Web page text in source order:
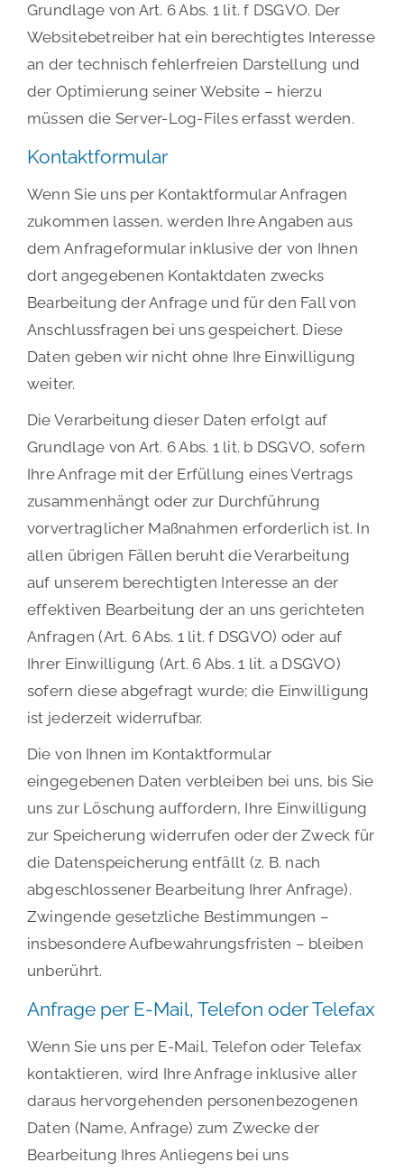
Grundlage von Art. 6 Abs. 1 lit. f DSGVO. Der
Websitebetreiber hat ein berechtigtes Interesse
an der technisch fehlerfreien Darstellung und
der Optimierung seiner Website – hierzu
müssen die Server-Log-Files erfasst werden.
Kontaktformular
Wenn Sie uns per Kontaktformular Anfragen
zukommen lassen, werden Ihre Angaben aus
dem Anfrageformular inklusive der von Ihnen
dort angegebenen Kontaktdaten zwecks
Bearbeitung der Anfrage und für den Fall von
Anschlussfragen bei uns gespeichert. Diese
Daten geben wir nicht ohne Ihre Einwilligung
weiter.
Die Verarbeitung dieser Daten erfolgt auf
Grundlage von Art. 6 Abs. 1 lit. b DSGVO, sofern
Ihre Anfrage mit der Erfüllung eines Vertrags
zusammenhängt oder zur Durchführung
vorvertraglicher Maßnahmen erforderlich ist. In
allen übrigen Fällen beruht die Verarbeitung
auf unserem berechtigten Interesse an der
effektiven Bearbeitung der an uns gerichteten
Anfragen (Art. 6 Abs. 1 lit. f DSGVO) oder auf
Ihrer Einwilligung (Art. 6 Abs. 1 lit. a DSGVO)
sofern diese abgefragt wurde; die Einwilligung
ist jederzeit widerrufbar.
Die von Ihnen im Kontaktformular
eingegebenen Daten verbleiben bei uns, bis Sie
uns zur Löschung auffordern, Ihre Einwilligung
zur Speicherung widerrufen oder der Zweck für
die Datenspeicherung entfällt (z. B. nach
abgeschlossener Bearbeitung Ihrer Anfrage).
Zwingende gesetzliche Bestimmungen –
insbesondere Aufbewahrungsfristen – bleiben
unberührt.
Anfrage per E-Mail, Telefon oder Telefax
Wenn Sie uns per E-Mail, Telefon oder Telefax
kontaktieren, wird Ihre Anfrage inklusive aller
daraus hervorgehenden personenbezogenen
Daten (Name, Anfrage) zum Zwecke der
Bearbeitung Ihres Anliegens bei uns